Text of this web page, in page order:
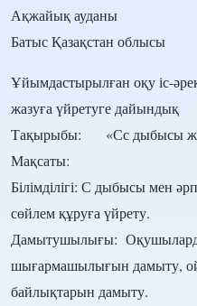
Ақжайық ауданы
Батыс Қазақстан облысы
Ұйымдастырылған оқу іс-
жазуға үйретуге дайындық
Тақырыбы: «Сс дыбысы
Мақсаты:
Білімділігі: С дыбысы мен
сөйлем құруға үйрету.
Дамытушылығы:
шығармашылығын дамыту,
байлықтарын дамыту.